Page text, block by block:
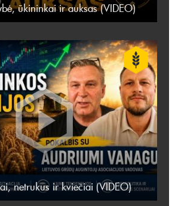
ūkininkai ir auksas (VIDEO)
netrukus ir kviečiai (VIDEO)